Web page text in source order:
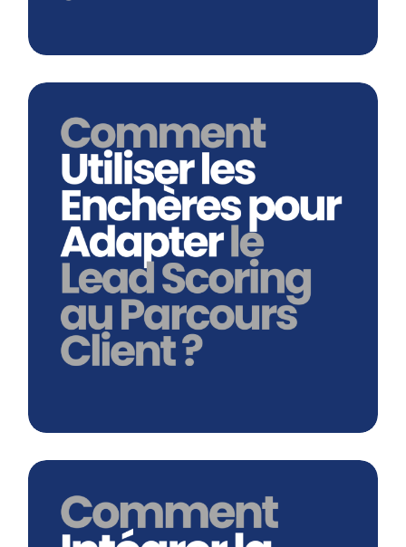
Comment Utiliser Les Enchères Pour
Adapter Le Lead Scoring Au
Parcours Client ?